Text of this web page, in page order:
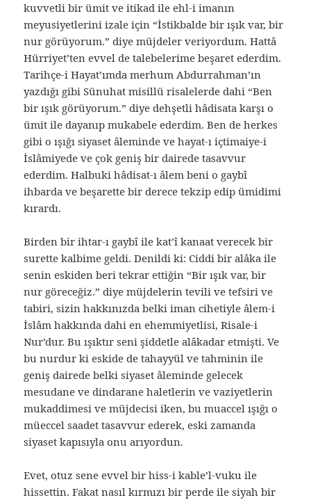
kuvvetli bir ümit ve itikad ile ehl-i imanın
meyusiyetlerini izale için “İstikbalde bir ışık var, bir
nur görüyorum.” diye müjdeler veriyordum. Hattâ
Hürriyet’ten evvel de talebelerime beşaret ederdim.
Tarihçe-i Hayat’ımda merhum Abdurrahman’ın
yazdığı gibi Sünuhat misillü risalelerde dahi “Ben
bir ışık görüyorum.” diye dehşetli hâdisata karşı o
ümit ile dayanıp mukabele ederdim. Ben de herkes
gibi o ışığı siyaset âleminde ve hayat-ı içtimaiye-i
İslâmiyede ve çok geniş bir dairede tasavvur
ederdim. Halbuki hâdisat-ı âlem beni o gaybî
ihbarda ve beşarette bir derece tekzip edip ümidimi
kırardı.
Birden bir ihtar-ı gaybî ile kat’î kanaat verecek bir
surette kalbime geldi. Denildi ki: Ciddi bir alâka ile
senin eskiden beri tekrar ettiğin “Bir ışık var, bir
nur göreceğiz.” diye müjdelerin tevili ve tefsiri ve
tabiri, sizin hakkınızda belki iman cihetiyle âlem-i
İslâm hakkında dahi en ehemmiyetlisi, Risale-i
Nur’dur. Bu ışıktır seni şiddetle alâkadar etmişti. Ve
bu nurdur ki eskide de tahayyül ve tahminin ile
geniş dairede belki siyaset âleminde gelecek
mesudane ve dindarane haletlerin ve vaziyetlerin
mukaddimesi ve müjdecisi iken, bu muaccel ışığı o
müeccel saadet tasavvur ederek, eski zamanda
siyaset kapısıyla onu arıyordun.
Evet, otuz sene evvel bir hiss-i kable’l-vuku ile
hissettin. Fakat nasıl kırmızı bir perde ile siyah bir